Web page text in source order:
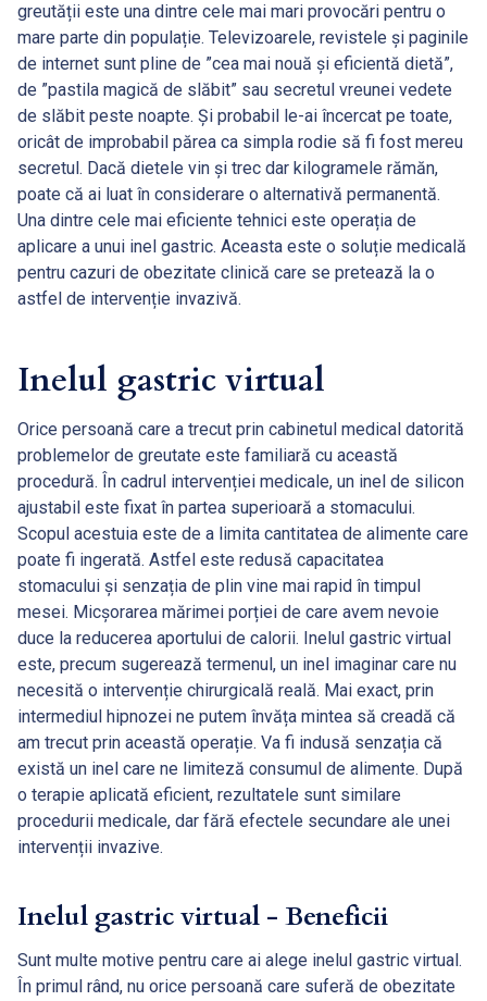
greutății este una dintre cele mai mari provocări pentru o
mare parte din populație. Televizoarele, revistele și paginile
de internet sunt pline de ”cea mai nouă și eficientă dietă”,
de ”pastila magică de slăbit” sau secretul vreunei vedete
de slăbit peste noapte. Și probabil le-ai încercat pe toate,
oricât de improbabil părea ca simpla rodie să fi fost mereu
secretul. Dacă dietele vin și trec dar kilogramele rămăn,
poate că ai luat în considerare o alternativă permanentă.
Una dintre cele mai eficiente tehnici este operația de
aplicare a unui inel gastric. Aceasta este o soluție medicală
pentru cazuri de obezitate clinică care se pretează la o
astfel de intervenție invazivă.
Inelul gastric virtual
Orice persoană care a trecut prin cabinetul medical datorită
problemelor de greutate este familiară cu această
procedură. În cadrul intervenției medicale, un inel de silicon
ajustabil este fixat în partea superioară a stomacului.
Scopul acestuia este de a limita cantitatea de alimente care
poate fi ingerată. Astfel este redusă capacitatea
stomacului și senzația de plin vine mai rapid în timpul
mesei. Micșorarea mărimei porției de care avem nevoie
duce la reducerea aportului de calorii. Inelul gastric virtual
este, precum sugerează termenul, un inel imaginar care nu
necesită o intervenție chirurgicală reală. Mai exact, prin
intermediul hipnozei ne putem învăța mintea să creadă că
am trecut prin această operație. Va fi indusă senzația că
există un inel care ne limiteză consumul de alimente. După
o terapie aplicată eficient, rezultatele sunt similare
procedurii medicale, dar fără efectele secundare ale unei
intervenții invazive.
Inelul gastric virtual - Beneficii
Sunt multe motive pentru care ai alege inelul gastric virtual.
În primul rând, nu orice persoană care suferă de obezitate